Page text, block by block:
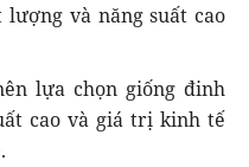
và năng suất cao
lựa chọn giống đinh
cao và giá trị kinh tế